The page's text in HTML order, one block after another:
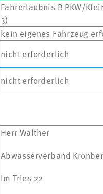
Fahrerlaubnis B PKW/
3)
kein eigenes Fahrzeug
nicht erforderlich
nicht erforderlich
Herr Walther
Abwasserverband
Im Tries 22